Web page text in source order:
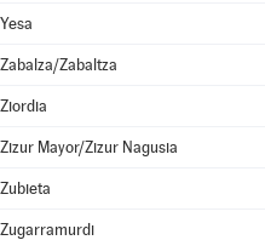
Yesa
Zabalza/Zabaltza
Ziordia
Zizur Mayor/Zizur Nagusia
Zubieta
Zugarramurdi